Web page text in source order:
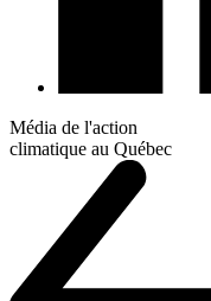
Média de l'action
climatique au Québec